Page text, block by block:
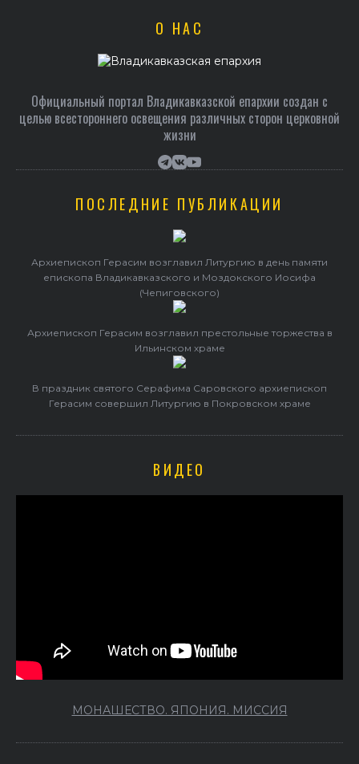
О НАС
Официальный портал Владикавказской епархии создан c
целью всестороннего освещения различных сторон церковной
жизни
ПОСЛЕДНИЕ ПУБЛИКАЦИИ
Архиепископ Герасим возглавил Литургию в день памяти
епископа Владикавказского и Моздокского Иосифа
(Чепиговского)
Архиепископ Герасим возглавил престольные торжества в
Ильинском храме
В праздник святого Серафима Саровского архиепископ
Герасим совершил Литургию в Покровском храме
ВИДЕО
МОНАШЕСТВО. ЯПОНИЯ. МИССИЯ